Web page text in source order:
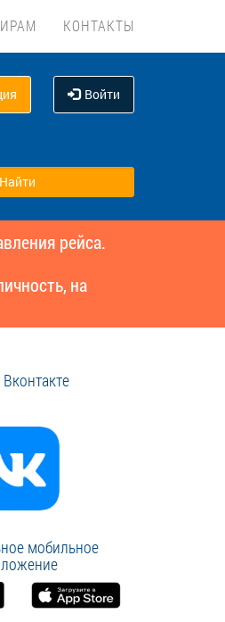
КОНТАКТЫ
Войти
рейса.
на
мобильное